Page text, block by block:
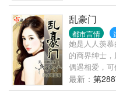
乱豪门
都市言情
她是人人羡
的商界绅士
偶遇相爱，
告而别…… 四
般妖冶…… 帝
最新： 第